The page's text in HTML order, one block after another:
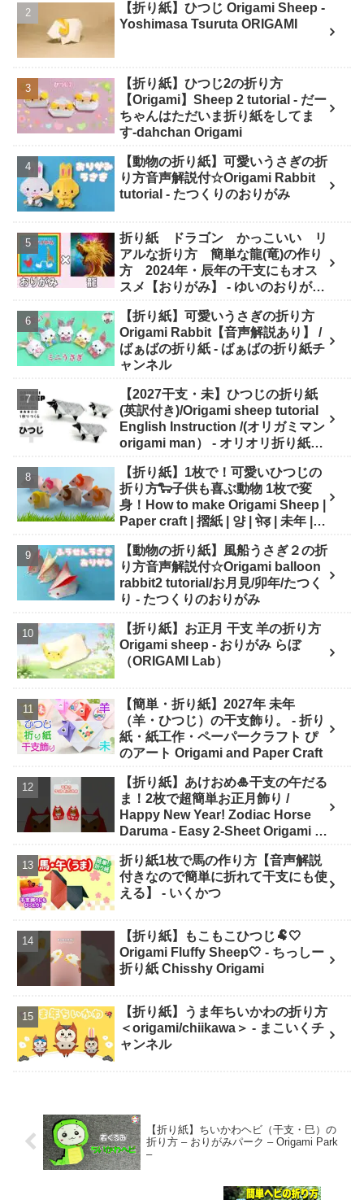
【折り紙】ひつじ Origami Sheep -
Yoshimasa Tsuruta ORIGAMI
【折り紙】ひつじ2の折り方
【Origami】Sheep 2 tutorial - だー
ちゃんはただいま折り紙をしてま
す-dahchan Origami
【動物の折り紙】可愛いうさぎの折
り方音声解説付☆Origami Rabbit
tutorial - たつくりのおりがみ
折り紙 ドラゴン かっこいい リ
アルな折り方 簡単な龍(竜)の作り
方 2024年・辰年の干支にもオス
スメ【おりがみ】 - ゆいのおりがみ
【折り紙】可愛いうさぎの折り方
Origami Rabbit【音声解説あり】 /
ばぁばの折り紙 - ばぁばの折り紙チ
ャンネル
【2027干支・未】ひつじの折り紙
(英訳付き)/Origami sheep tutorial
English Instruction /(オリガミマン
origami man） - オリオリ折り紙マ
房あらき)
【折り紙】1枚で！可愛いひつじの
折り方🐑子供も喜ぶ動物 1枚で変
身！How to make Origami Sheep |
Paper craft | 摺紙 | 양 | भे़ड़ | 未年 |
【動物の折り紙】風船うさぎ２の折
り方音声解説付☆Origami balloon
rabbit2 tutorial/お月見/卯年/たつく
り - たつくりのおりがみ
【折り紙】お正月 干支 羊の折り方
Origami sheep - おりがみ らぼ
（ORIGAMI Lab）
【簡単・折り紙】2027年 未年
（羊・ひつじ）の干支飾り。 - 折り
紙・紙工作・ペーパークラフト ぴ
のアート Origami and Paper Craft
【折り紙】あけおめ🎍干支の午だる
ま！2枚で超簡単お正月飾り /
Happy New Year! Zodiac Horse
Daruma - Easy 2-Sheet Origami -
折り紙1枚で馬の作り方【音声解説
付きなので簡単に折れて干支にも使
える】 - いくかつ
【折り紙】もこもこひつじ🐏🤍
Origami Fluffy Sheep🤍 - ちっしー
折り紙 Chisshy Origami
【折り紙】うま年ちいかわの折り方
＜origami/chiikawa＞ - まこいくチ
ャンネル
【折り紙】ちいかわヘビ（干支・巳）の
折り方 – おりがみパーク – Origami Park
–